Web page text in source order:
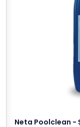
Neta Poolclean -